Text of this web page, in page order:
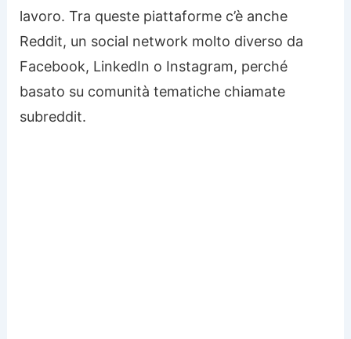
lavoro. Tra queste piattaforme c’è anche
Reddit, un social network molto diverso da
Facebook, LinkedIn o Instagram, perché
basato su comunità tematiche chiamate
subreddit.